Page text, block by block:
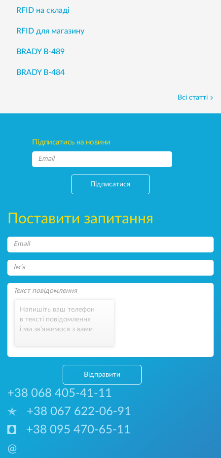
RFID на складі
RFID для магазину
BRADY B-489
BRADY B-484
Всі статті
Підписатись на новини
Підписатися
Поставити запитання
Напишіть ваш телефон
в тексті повідомлення
і ми зв’яжемося з вами
Відправити
+38 068 405-41-11
+38 067 622-06-91
+38 095 470-65-11
@